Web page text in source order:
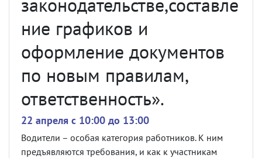
ние графиков и
оформление документов
по новым правилам,
ответственность».
22 апреля c 10:00 до 13:00
Водители – особая категория работников. К ним
предъявляются требования, и как к участникам